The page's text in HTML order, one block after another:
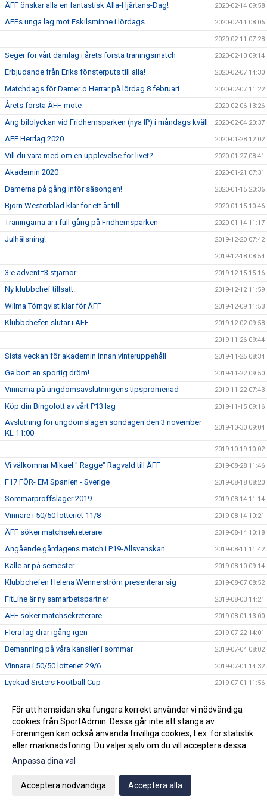
ÄFF önskar alla en fantastisk Alla-Hjärtans-Dag! 2020-02-14 09:58
ÄFFs unga lag mot Eskilsminne i lördags 2020-02-11 08:06
2020-02-11 07:28
Seger för vårt damlag i årets första träningsmatch 2020-02-10 09:14
Erbjudande från Eriks fönsterputs till alla! 2020-02-07 14:30
Matchdags för Damer o Herrar på lördag 8 februari 2020-02-07 11:22
Årets första ÄFF-möte 2020-02-06 13:26
Ang bilolyckan vid Fridhemsparken (nya IP) i måndags kväll 2020-02-04 20:37
ÄFF Herrlag 2020 2020-01-28 12:02
Vill du vara med om en upplevelse för livet? 2020-01-27 08:41
Akademin 2020 2020-01-21 07:31
Damerna på gång inför säsongen! 2020-01-15 20:36
Björn Westerblad klar för ett år till 2020-01-15 10:46
Träningarna är i full gång på Fridhemsparken 2020-01-14 11:17
Julhälsning! 2019-12-20 07:42
2019-12-18 08:54
3:e advent=3 stjärnor 2019-12-15 15:16
Ny klubbchef tillsatt. 2019-12-12 11:59
Wilma Törnqvist klar för ÄFF 2019-12-09 11:53
Klubbchefen slutar i ÄFF 2019-12-02 09:58
2019-11-26 09:44
Sista veckan för akademin innan vinteruppehåll 2019-11-25 08:34
Ge bort en sportig dröm! 2019-11-22 09:50
Vinnarna på ungdomsavslutningens tipspromenad 2019-11-22 07:43
Köp din Bingolott av vårt P13 lag 2019-11-15 09:16
Avslutning för ungdomslagen söndagen den 3 november
KL 11:00
2019-10-30 09:04
2019-10-19 10:02
Vi välkomnar Mikael " Ragge" Ragvald till ÄFF 2019-08-28 11:46
F17 FÖR- EM Spanien - Sverige 2019-08-18 08:20
Sommarproffsläger 2019 2019-08-14 11:14
Vinnare i 50/50 lotteriet 11/8 2019-08-14 10:21
ÄFF söker matchsekreterare 2019-08-14 10:18
Angående gårdagens match i P19-Allsvenskan 2019-08-11 11:42
Kalle är på semester 2019-08-10 09:14
Klubbchefen Helena Wennerström presenterar sig 2019-08-07 08:52
FitLine är ny samarbetspartner 2019-08-03 14:21
ÄFF söker matchsekreterare 2019-08-01 13:00
Flera lag drar igång igen 2019-07-22 14:01
Bemanning på våra kanslier i sommar 2019-07-04 08:02
Vinnare i 50/50 lotteriet 29/6 2019-07-01 14:32
Lyckad Sisters Football Cup 2019-07-01 11:56
Dan Norberg har gått STAC-utbildning 2019-06-21 12:00
Glad midsommar! 2019-06-20 10:34
Vinnare i 50/50 lotteriet 15/6 2019-06-17 15:05
FREJA är ny samarbetspartner
Spelschemat i Sisters Football Cup är klart
För att hemsidan ska fungera korrekt använder vi nödvändiga
cookies från SportAdmin. Dessa går inte att stänga av.
Föreningen kan också använda frivilliga cookies, t.ex. för statistik
eller marknadsföring. Du väljer själv om du vill acceptera dessa.
Anpassa dina val
Acceptera nödvändiga Acceptera alla